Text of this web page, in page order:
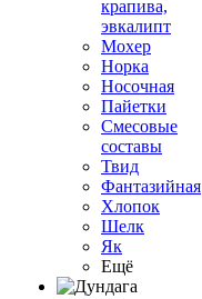
крапива,
эвкалипт
Мохер
Норка
Носочная
Пайетки
Смесовые
составы
Твид
Фантазийная
Хлопок
Шелк
Як
Ещё